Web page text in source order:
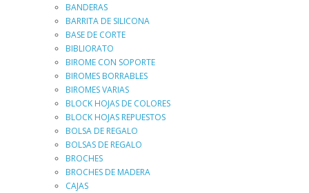
BANDERAS
BARRITA DE SILICONA
BASE DE CORTE
BIBLIORATO
BIROME CON SOPORTE
BIROMES BORRABLES
BIROMES VARIAS
BLOCK HOJAS DE COLORES
BLOCK HOJAS REPUESTOS
BOLSA DE REGALO
BOLSAS DE REGALO
BROCHES
BROCHES DE MADERA
CAJAS